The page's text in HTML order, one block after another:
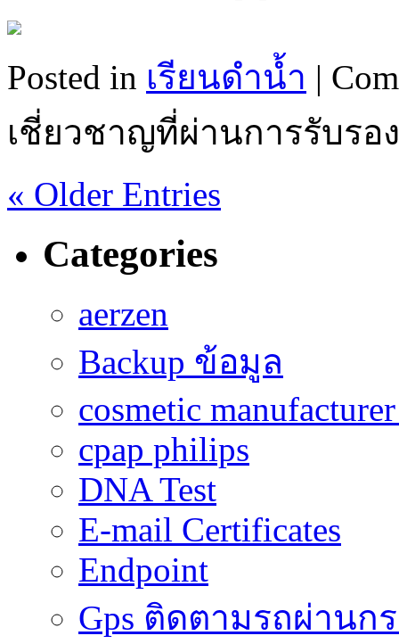
Posted in เรียนดำน้ำ |
เชี่ยวชาญที่ผ่านการรับรอง
« Older Entries
Categories
aerzen
Backup ข้อมูล
cosmetic
cpap philips
DNA Test
E-mail Certificates
Endpoint
Gps ติดตามรถผ่านก